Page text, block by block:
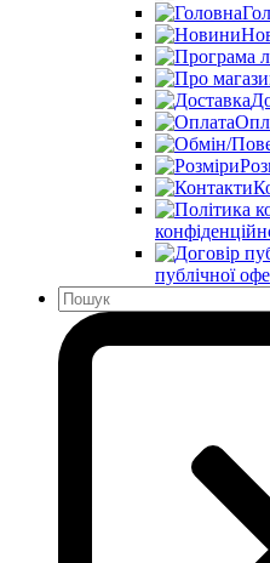
публічної